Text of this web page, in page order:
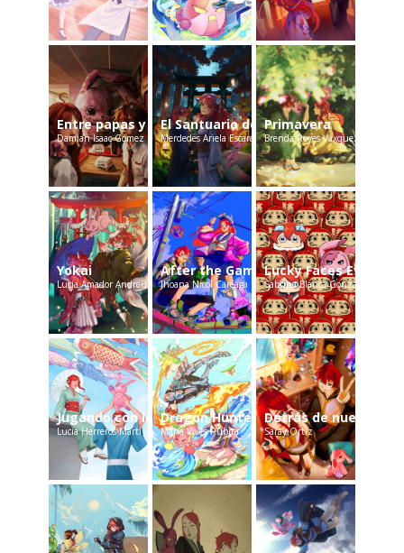
Entre papas y hamburguesas
Damian Isaac Gómez
El Santuario del Kitsune
Merdedes Ariela Escarabajal
Primavera
Brenda Reyes Váxquez
Yokai
Lucía Amador Andreu
After the Game
Jhoana Nicol Careaga
Lucky Faces
Sabrina Blanca González
Jugando con los Koinobori
Lucía Herreros Martí
Dragon Hunters
María Vives Rubira
Detrás de nuestro
Saray Ortiz